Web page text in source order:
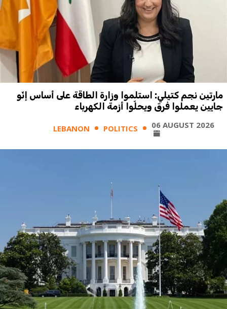
مارتين نجم كتيلي: استلموا وزارة الطاقة على أساس إنّو
جايين يعملوا فرق ويحلّوا أزمة الكهرباء
LEBANON POLITICS 06 AUGUST 2026